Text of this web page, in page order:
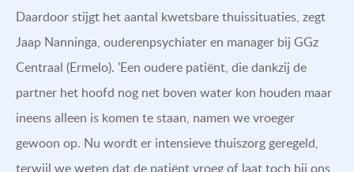
Daardoor stijgt het aantal kwetsbare thuissituaties, zegt
Jaap Nanninga, ouderenpsychiater en manager bij GGz
Centraal (Ermelo). 'Een oudere patiënt, die dankzij de
partner het hoofd nog net boven water kon houden maar
ineens alleen is komen te staan, namen we vroeger
gewoon op. Nu wordt er intensieve thuiszorg geregeld,
terwijl we weten dat de patiënt vroeg of laat toch bij ons